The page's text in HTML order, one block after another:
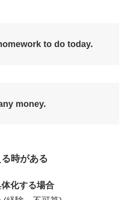
to do today.
money.
時がある
化する場合